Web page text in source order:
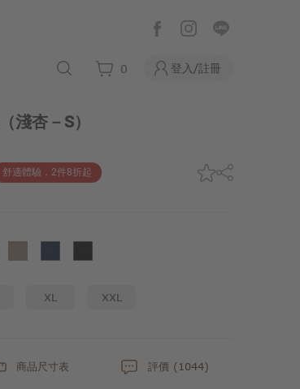
0 登入/註冊
（淺杏－S）
舒適體驗．2件8折起
XL XXL
商品尺寸表 評價 (1044)